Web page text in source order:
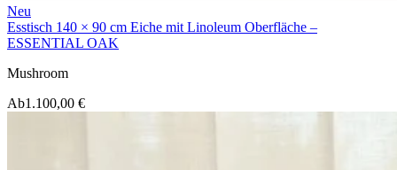
Neu
Esstisch 140 × 90 cm Eiche mit Linoleum Oberfläche –
ESSENTIAL OAK
Mushroom
Ab1.100,00 €